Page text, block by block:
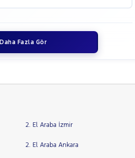
Daha Fazla Gör
2. El Araba İzmir
2. El Araba Ankara